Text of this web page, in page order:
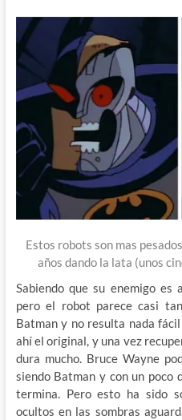
Estos robots son mas
años dando la lata (unos
Sabiendo que su enemigo
pero el robot parece casi
Batman y no resulta nada
ahí el original, y una vez
dura mucho. Bruce Wayne
siendo Batman y con un poco
termina. Pero esto ha sido
ocultos en las sombras